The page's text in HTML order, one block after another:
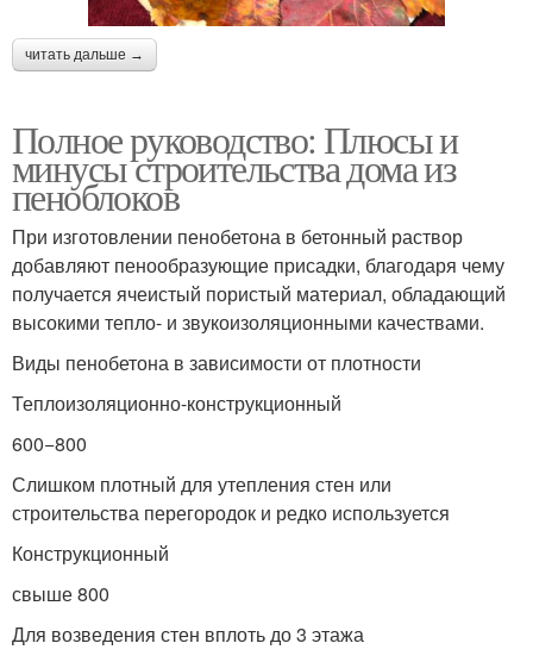
читать дальше →
Полное руководство: Плюсы и
минусы строительства дома из
пеноблоков
При изготовлении пенобетона в бетонный раствор
добавляют пенообразующие присадки, благодаря чему
получается ячеистый пористый материал, обладающий
высокими тепло- и звукоизоляционными качествами.
Виды пенобетона в зависимости от плотности
Теплоизоляционно-конструкционный
600−800
Слишком плотный для утепления стен или
строительства перегородок и редко используется
Конструкционный
свыше 800
Для возведения стен вплоть до 3 этажа